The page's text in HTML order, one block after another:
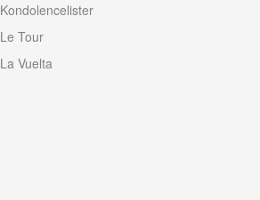
Kondolencelister
Le Tour
La Vuelta